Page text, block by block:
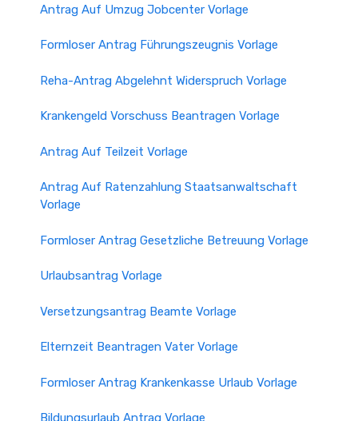
Antrag Auf Umzug Jobcenter Vorlage
Formloser Antrag Führungszeugnis Vorlage
Reha-Antrag Abgelehnt Widerspruch Vorlage
Krankengeld Vorschuss Beantragen Vorlage
Antrag Auf Teilzeit Vorlage
Antrag Auf Ratenzahlung Staatsanwaltschaft
Vorlage
Formloser Antrag Gesetzliche Betreuung Vorlage
Urlaubsantrag Vorlage
Versetzungsantrag Beamte Vorlage
Elternzeit Beantragen Vater Vorlage
Formloser Antrag Krankenkasse Urlaub Vorlage
Bildungsurlaub Antrag Vorlage